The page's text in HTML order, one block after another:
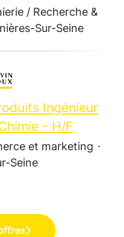
/ Recherche &
Sur-Seine
Ingénieur
- H/F
et marketing ·
Seine